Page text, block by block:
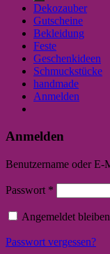
Dekozauber
Gutscheine
Bekleidung
Feste
Geschenkideen
Schmuckstücke
handmade
Anmelden
Anmelden
Benutzername oder E-
Passwort *
Angemeldet bleiben
Passwort vergessen?